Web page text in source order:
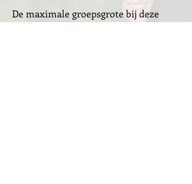
De maximale groepsgrote bij deze
training is 12 deelnemers